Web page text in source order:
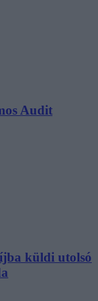
Audit
küldi utolsó